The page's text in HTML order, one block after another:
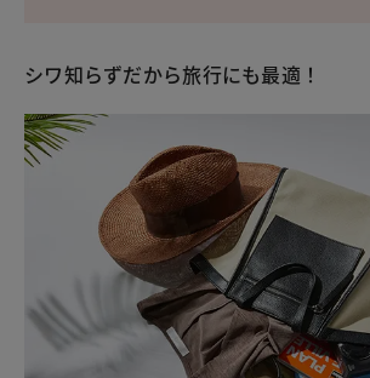
シワ知らずだから旅行にも最適！